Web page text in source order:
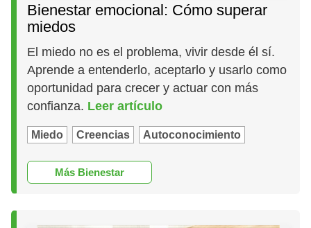
Bienestar emocional: Cómo superar
miedos
El miedo no es el problema, vivir desde él sí.
Aprende a entenderlo, aceptarlo y usarlo como
oportunidad para crecer y actuar con más
confianza. Leer artículo
Miedo Creencias Autoconocimiento
Más Bienestar